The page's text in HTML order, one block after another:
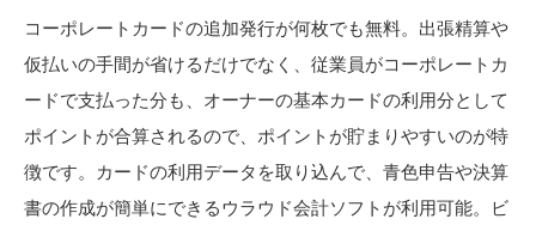
コーポレートカードの追加発行が何枚でも無料。出張精算や
仮払いの手間が省けるだけでなく、従業員がコーポレートカ
ードで支払った分も、オーナーの基本カードの利用分として
ポイントが合算されるので、ポイントが貯まりやすいのが特
徴です。カードの利用データを取り込んで、青色申告や決算
書の作成が簡単にできるウラウド会計ソフトが利用可能。ビ